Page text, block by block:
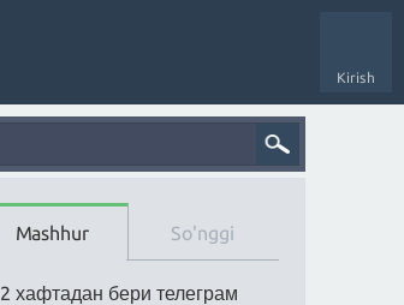
Kirish
Mashhur So'nggi
2 хафтадан бери телеграм